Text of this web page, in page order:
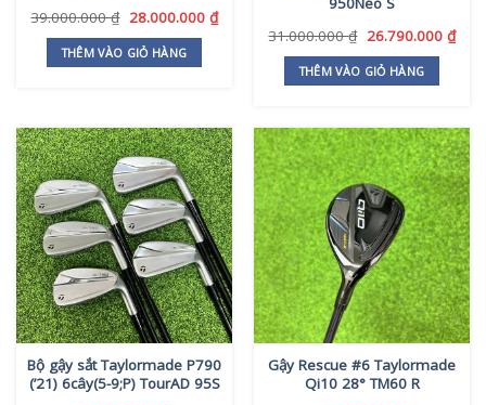
39.000.000₫ Giá
gốc
là:
39.000.000 ₫.
28.000.000 ₫Giá
28.000.000 ₫.
THÊM VÀO GIỎ HÀNG
31.000.000₫ Giá
gốc
là:
31.000.000 ₫.
26.790.000 ₫Giá
THÊM VÀO GIỎ HÀNG
Bộ gậy sắt Taylormade P790
(’21) 6cây(5-9;P) TourAD 95S
Gậy Rescue #6 Taylormade
Qi10 28° TM60 R